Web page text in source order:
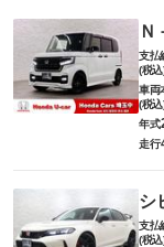
Ｎ
支払
(税
車両
(税込
年式
走行
シ
支払
(税